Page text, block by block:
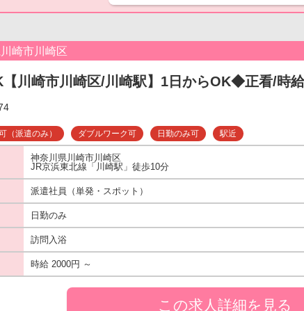
崎市川崎区
【川崎市川崎区/川崎駅】1日からOK◆正看/時
（派遣のみ） ダブルワーク可 日勤のみ可 駅近
神奈川県川崎市川崎区
JR京浜東北線「川崎駅」徒歩10分
派遣社員（単発・スポット）
日勤のみ
訪問入浴
時給 2000円 ～
この求人詳細を見る